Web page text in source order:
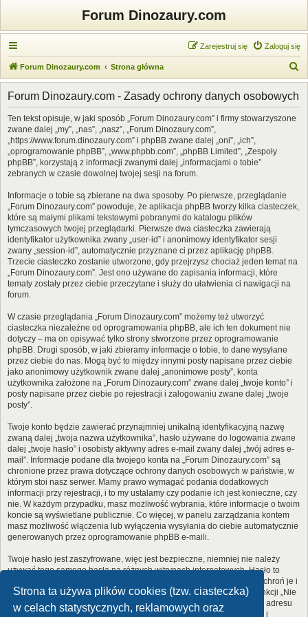
Strona ta używa plików cookies (tzw. ciasteczka)
w celach statystycznych, reklamowych oraz
Forum Dinozaury.com
Zaloguj się
Zarejestruj się
Forum Dinozaury.com Strona główna
z
Forum Dinozaury.com - Zasady ochrony danych osobowych
Ten tekst opisuje, w jaki sposób „Forum Dinozaury.com” i firmy stowarzyszone
zwane dalej „my”, „nas”, „nasz”, „Forum Dinozaury.com”,
„https://www.forum.dinozaury.com” i phpBB zwane dalej „oni”, „ich”,
„oprogramowanie phpBB”, „www.phpbb.com”, „phpBB Limited”, „Zespoły
phpBB”, korzystają z informacji zwanymi dalej „informacjami o tobie”
zebranych w czasie dowolnej twojej sesji na forum.
Informacje o tobie są zbierane na dwa sposoby. Po pierwsze, przeglądanie
„Forum Dinozaury.com” powoduje, że aplikacja phpBB tworzy kilka ciasteczek,
które są małymi plikami tekstowymi pobranymi do katalogu plików
tymczasowych twojej przeglądarki. Pierwsze dwa ciasteczka zawierają
identyfikator użytkownika zwany „user-id” i anonimowy identyfikator sesji
zwany „session-id”, automatycznie przyznane ci przez aplikację phpBB.
Trzecie ciasteczko zostanie utworzone, gdy przejrzysz chociaż jeden temat na
„Forum Dinozaury.com”. Jest ono używane do zapisania informacji, które
tematy zostały przez ciebie przeczytane i służy do ułatwienia ci nawigacji na
forum.
W czasie przeglądania „Forum Dinozaury.com” możemy też utworzyć
ciasteczka niezależne od oprogramowania phpBB, ale ich ten dokument nie
dotyczy – ma on opisywać tylko strony stworzone przez oprogramowanie
phpBB. Drugi sposób, w jaki zbieramy informacje o tobie, to dane wysyłane
przez ciebie do nas. Mogą być to między innymi posty napisane przez ciebie
jako anonimowy użytkownik zwane dalej „anonimowe posty”, konta
użytkownika założone na „Forum Dinozaury.com” zwane dalej „twoje konto” i
posty napisane przez ciebie po rejestracji i zalogowaniu zwane dalej „twoje
posty”.
Twoje konto będzie zawierać przynajmniej unikalną identyfikacyjną nazwę
zwaną dalej „twoja nazwa użytkownika”, hasło używane do logowania zwane
dalej „twoje hasło” i osobisty aktywny adres e-mail zwany dalej „twój adres e-
mail”. Informacje podane dla twojego konta na „Forum Dinozaury.com” są
chronione przez prawa dotyczące ochrony danych osobowych w państwie, w
którym stoi nasz serwer. Mamy prawo wymagać podania dodatkowych
informacji przy rejestracji, i to my ustalamy czy podanie ich jest konieczne, czy
nie. W każdym przypadku, masz możliwość wybrania, które informacje o twoim
koncie są wyświetlane publicznie. Co więcej, w panelu zarządzania kontem
masz możliwość włączenia lub wyłączenia wysyłania do ciebie automatycznie
generowanych przez oprogramowanie phpBB e-maili.
Twoje hasło jest zaszyfrowane, więc jest bezpieczne, niemniej nie należy
używać tego samego hasła na różnych witrynach internetowych. Hasło to
umożliwia dostęp do twojego konta na „Forum Dinozaury.com”, więc chroń je i
w żadnym wypadku nie podawajnikomu. Jeśli je zapomnisz, użyj funkcji „Nie
pamiętam hasła”. Witryna poprosi cię o podanie nazwy użytkownika i adresu
e-mail. Po podaniu tych danych zostanie wygenerowane nowe hasło i